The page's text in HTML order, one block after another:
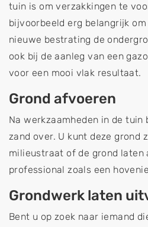
tuin is om verzakkingen te
bijvoorbeeld erg belangrijk
nieuwe bestrating de
ook bij de aanleg van een
voor een mooi vlak resultaat.
Grond afvoeren
Na werkzaamheden in de
zand over. U kunt deze grond
milieustraat of de grond laten
professional zoals een
Grondwerk laten
Bent u op zoek naar iemand